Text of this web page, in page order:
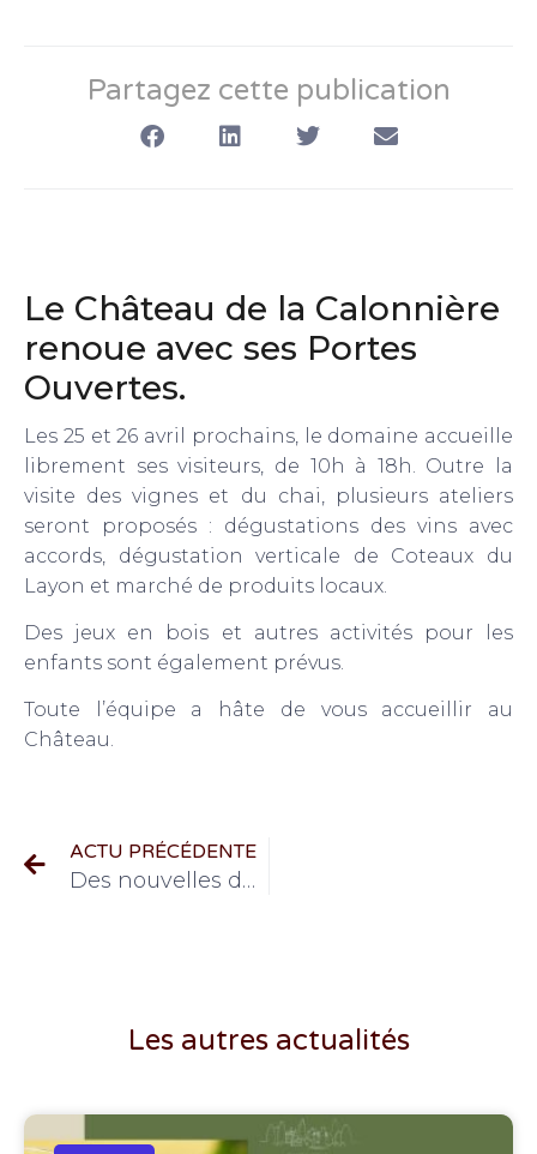
Partagez cette publication
Le Château de la Calonnière
renoue avec ses Portes
Ouvertes.
Les 25 et 26 avril prochains, le domaine accueille
librement ses visiteurs, de 10h à 18h. Outre la
visite des vignes et du chai, plusieurs ateliers
seront proposés : dégustations des vins avec
accords, dégustation verticale de Coteaux du
Layon et marché de produits locaux.
Des jeux en bois et autres activités pour les
enfants sont également prévus.
Toute l’équipe a hâte de vous accueillir au
Château.
ACTU PRÉCÉDENTE
Des nouvelles du millésime
Les autres actualités